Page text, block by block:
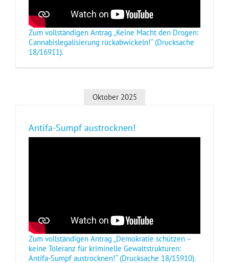
Zum vollständigen Antrag „Keine Macht den Drogen:
Cannabislegalisierung rückabwickeln!“ (Drucksache
18/16911).
Oktober 2025
Antifa-Sumpf austrocknen!
Zum vollständigen Antrag „Demokratie schützen –
keine Toleranz für kriminelle Gewaltstrukturen:
Antifa-Sumpf austrocknen!“ (Drucksache 18/15910).